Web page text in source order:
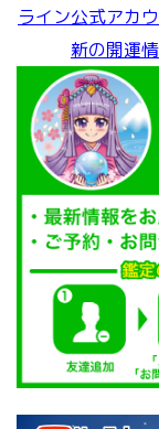
ライン公式アカ
新の開運